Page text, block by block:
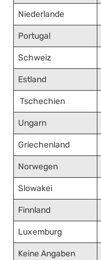
Niederlande
Portugal
Schweiz
Estland
Tschechien
Ungarn
Griechenland
Norwegen
Slowakei
Finnland
Luxemburg
Keine Angaben